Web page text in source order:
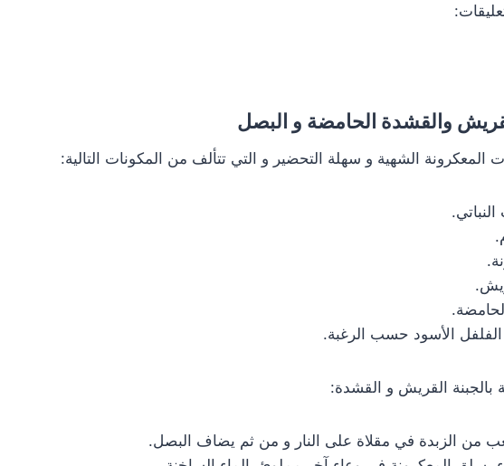
والقشدة الحامضة و البصل
المعكرونة الشهية و سهلة التحضير و التي تتألف من المكونات التالية:
الفلفل الأسود حسب الرغبة.
بالجبنة القريش و القشدة:
من الزبدة في مقلاة على النار و من ثم يضاف البصل.